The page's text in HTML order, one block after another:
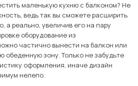
маленькую кухню с балконом? Не
ведь так вы сможете расширить
а реально, увеличив его на пару
оборудование из
частично вынести на балкон или
обеденную зону. Только не забудьте
оформления, иначе дизайн
нелепо.